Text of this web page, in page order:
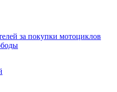
за покупки мотоциклов